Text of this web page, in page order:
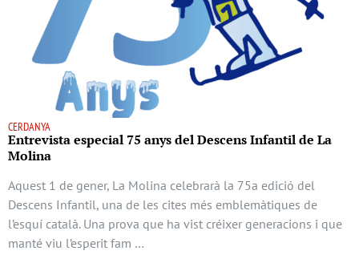
CERDANYA
Entrevista especial 75 anys del Descens Infantil de La
Molina
Aquest 1 de gener, La Molina celebrarà la 75a edició del
Descens Infantil, una de les cites més emblemàtiques de
l’esquí català. Una prova que ha vist créixer generacions i que
manté viu l’esperit fam …